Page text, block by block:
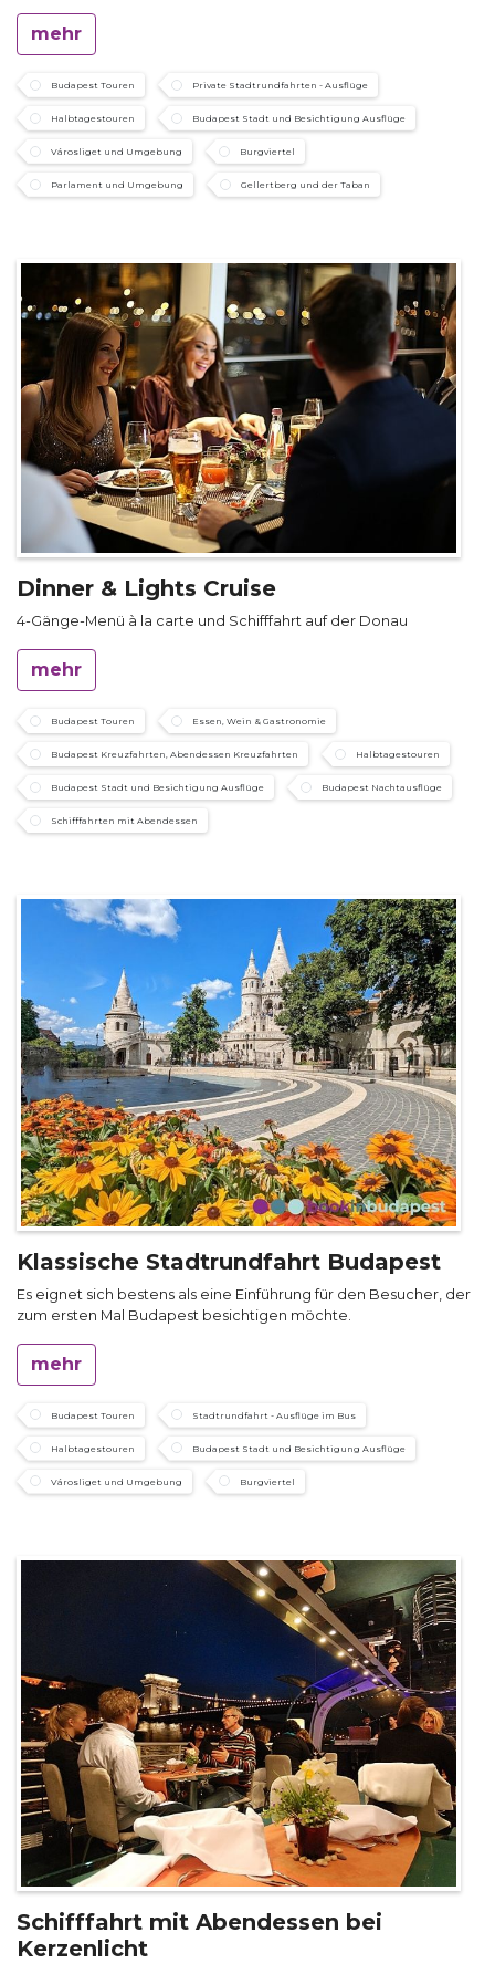
mehr
Budapest Touren Private Stadtrundfahrten - Ausflüge
Halbtagestouren Budapest Stadt und Besichtigung Ausflüge
Városliget und Umgebung Burgviertel
Parlament und Umgebung Gellertberg und der Taban
Dinner & Lights Cruise
4-Gänge-Menü à la carte und Schifffahrt auf der Donau
mehr
Budapest Touren Essen, Wein & Gastronomie
Budapest Kreuzfahrten, Abendessen Kreuzfahrten Halbtagestouren
Budapest Stadt und Besichtigung Ausflüge Budapest Nachtausflüge
Schifffahrten mit Abendessen
Klassische Stadtrundfahrt Budapest
Es eignet sich bestens als eine Einführung für den Besucher, der
zum ersten Mal Budapest besichtigen möchte.
mehr
Budapest Touren Stadtrundfahrt - Ausflüge im Bus
Halbtagestouren Budapest Stadt und Besichtigung Ausflüge
Városliget und Umgebung Burgviertel
Schifffahrt mit Abendessen bei
Kerzenlicht